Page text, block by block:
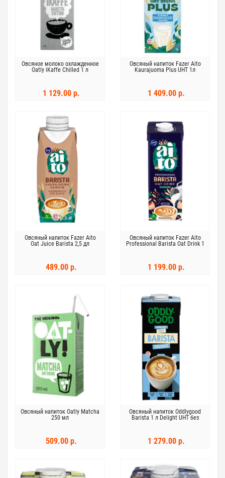
Овсяное молоко охлажденное
Oatly iKaffe Chilled 1 л
1 129.00 р.
Овсяный напиток Fazer Aito
Kaurajuoma Plus UHT 1л
1 409.00 р.
Овсяный напиток Fazer Aito
Oat Juice Barista 2,5 дл
489.00 р.
Овсяный напиток Fazer Aito
Professional Barista Oat Drink 1
1 199.00 р.
Овсяный напиток Oatly Matcha
250 мл
509.00 р.
Овсяный напиток Oddlygood
Barista 1 л Delight UHT без
1 279.00 р.